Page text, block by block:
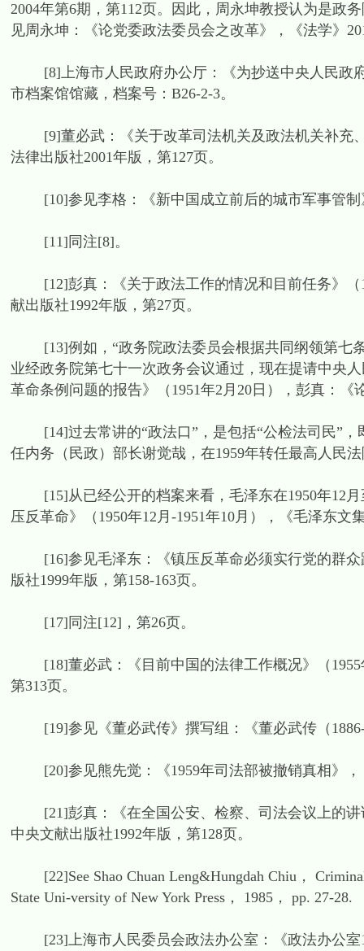
2004年第6期，第112页。因此，周永坤教授认为是政
见周永坤：《论党委政法委员会之改革》，《法学》
[8]上海市人民政府办公厅：《为抄送中央人民政
市档案馆馆藏，档案号：B26-2-3。
[9]董必武：《关于改革司法机关及政法机关补充、
法律出版社2001年版，第127页。
[10]参见李格：《新中国成立前后的城市军事管制
[11]同注[8]。
[12]彭真：《关于政法工作的情况和目前任务》（
献出版社1992年版，第27页。
[13]例如，“政务院政法委员会根据共同纲领第七
业经政务院第七十一次政务会议通过，现在提请中央
革命条例问题的报告》（1951年2月20日），彭真：
[14]过去常讲的“政法口”，是包括“公检法司民”，
任内务（民政）部长谢觉哉，在1959年转任最高人民
[15]从已经公开的档案来看，毛泽东在1950年12月
压反革命》（1950年12月-1951年10月），《毛泽东文
[16]参见毛泽东：《镇压反革命必须实行党的群众
版社1999年版，第158-163页。
[17]同注[12]，第26页。
[18]董必武：《目前中国的法律工作概况》（1955
第313页。
[19]参见《董必武传》撰写组：《董必武传（1886-
[20]参见熊先觉：《1959年司法部被撤销真相》，
[21]彭真：《在全国公安、检察、司法会议上的讲
中央文献出版社1992年版，第128页。
[22]See Shao Chuan Leng&Hungdah Chiu， Criminal
State Uni-versity of New York Press， 1985， pp. 27-28.
[23]上海市人民委员会政法办公室：《政法办公室